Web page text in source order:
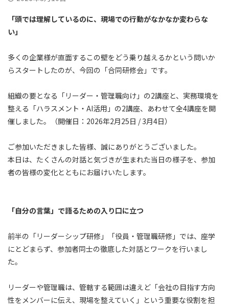
「頭では理解しているのに、現場での行動がなかなか変わらな
い」
多くの企業様が直面するこの壁をどう乗り越えるかという問いか
らスタートしたのが、今回の「合同研修会」です。
組織の要となる「リーダー・管理職向け」の2講座と、実務環境を
整える「ハラスメント・AI活用」の2講座、あわせて全4講座を開
催しました。（開催日：2026年2月25日 / 3月4日）
ご参加いただきました皆様、誠にありがとうございました。
本日は、たくさんの対話と気づきが生まれた当日の様子を、参加
者の皆様の変化とともにお届けいたします。
「自分の言葉」で語るための入り口に立つ
前半の「リーダーシップ研修」「役員・管理職研修」では、座学
にとどまらず、参加者同士の徹底した対話とワークを行いまし
た。
リーダーや管理職は、管轄する範囲は違えど「会社の目指す方向
性をメンバーに伝え、現場を整えていく」という重要な役割を担